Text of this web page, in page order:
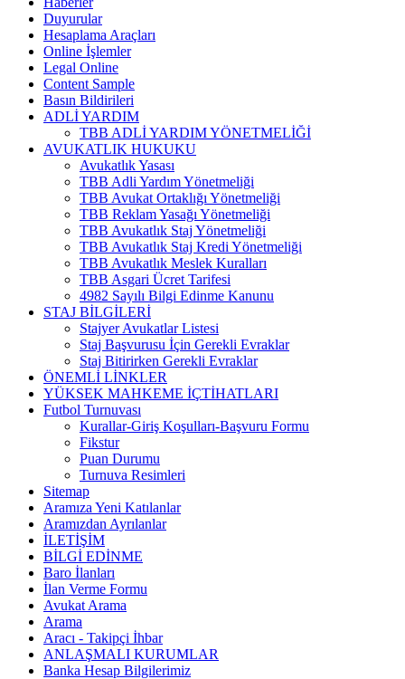
Duyurular
Hesaplama Araçları
Online İşlemler
Legal Online
Content Sample
Basın Bildirileri
ADLİ YARDIM
TBB ADLİ YARDIM YÖNETMELİĞİ
AVUKATLIK HUKUKU
Avukatlık Yasası
TBB Adli Yardım Yönetmeliği
TBB Avukat Ortaklığı Yönetmeliği
TBB Reklam Yasağı Yönetmeliği
TBB Avukatlık Staj Yönetmeliği
TBB Avukatlık Staj Kredi Yönetmeliği
TBB Avukatlık Meslek Kuralları
TBB Asgari Ücret Tarifesi
4982 Sayılı Bilgi Edinme Kanunu
STAJ BİLGİLERİ
Stajyer Avukatlar Listesi
Staj Başvurusu İçin Gerekli Evraklar
Staj Bitirirken Gerekli Evraklar
ÖNEMLİ LİNKLER
YÜKSEK MAHKEME İÇTİHATLARI
Futbol Turnuvası
Kurallar-Giriş Koşulları-Başvuru Formu
Fikstur
Puan Durumu
Turnuva Resimleri
Sitemap
Aramıza Yeni Katılanlar
Aramızdan Ayrılanlar
İLETİŞİM
BİLGİ EDİNME
Baro İlanları
İlan Verme Formu
Avukat Arama
Arama
Aracı - Takipçi İhbar
ANLAŞMALI KURUMLAR
Banka Hesap Bilgilerimiz